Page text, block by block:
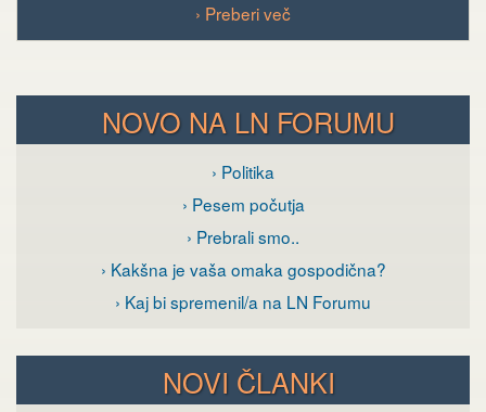
› Preberi več
NOVO NA LN FORUMU
› Politika
› Pesem počutja
› Prebrali smo..
› Kakšna je vaša omaka gospodična?
› Kaj bi spremenil/a na LN Forumu
NOVI ČLANKI